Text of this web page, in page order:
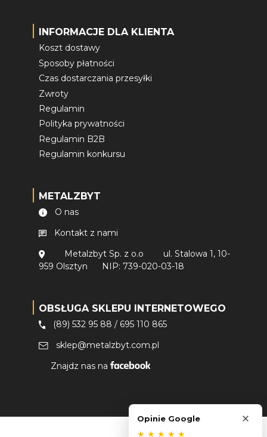
INFORMACJE DLA KLIENTA
Koszt dostawy
Sposoby płatności
Czas dostarczania przesyłki
Zwroty
Regulamin
Polityka prywatności
Regulamin B2B
Regulamin konkursu
METALZBYT
O nas
Kontakt z nami
Metalzbyt Sp. z o.o
ul. Stalowa 1, 10-
959 Olsztyn
NIP: 739-020-03-18
OBSŁUGA SKLEPU INTERNETOWEGO
(89) 532 95 88 / 695 110 865
sklep@metalzbyt.com.pl
Znajdz nas na
Opinie Google ×
★ ★ ★ ★ ★